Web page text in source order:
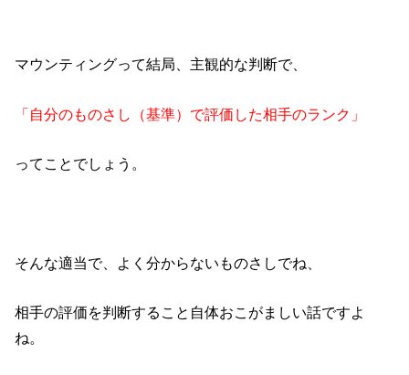
マウンティングって結局、主観的な判断で、
「自分のものさし（基準）で評価した相手のランク」
ってことでしょう。
そんな適当で、よく分からないものさしでね、
相手の評価を判断すること自体おこがましい話ですよ
ね。